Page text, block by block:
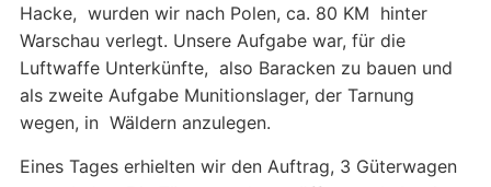
Hacke, wurden wir nach Polen, ca. 80 KM hinter
Warschau verlegt. Unsere Aufgabe war, für die
Luftwaffe Unterkünfte, also Baracken zu bauen und
als zweite Aufgabe Munitionslager, der Tarnung
wegen, in Wäldern anzulegen.
Eines Tages erhielten wir den Auftrag, 3 Güterwagen